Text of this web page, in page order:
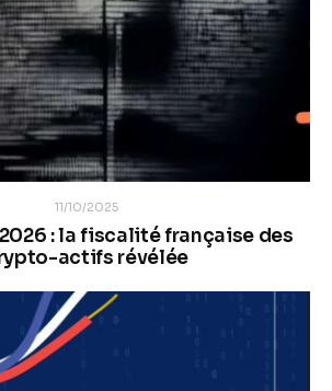
11/10/2025
: la fiscalité française des
actifs révélée